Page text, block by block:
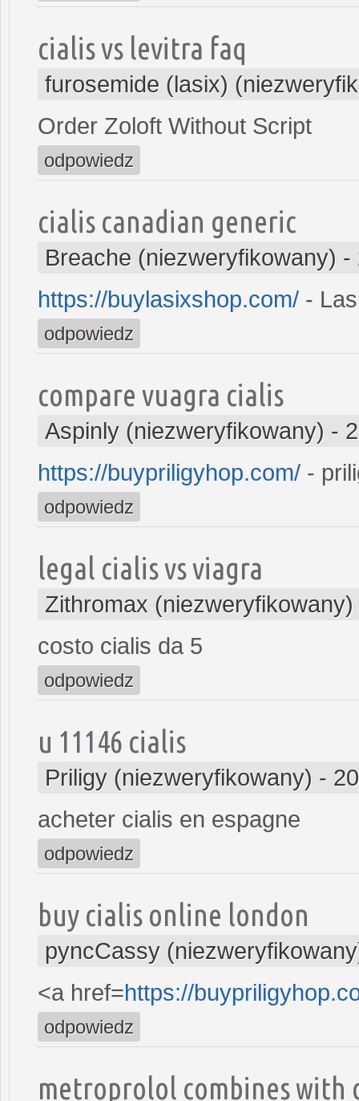
cialis vs levitra faq
furosemide (lasix)
Order Zoloft Without Script
odpowiedz
cialis canadian generic
Breache (niezweryfikowany) -
https://buylasixshop.com/ -
odpowiedz
compare vuagra cialis
Aspinly (niezweryfikowany) -
https://buypriligyhop.com/ -
odpowiedz
legal cialis vs viagra
Zithromax (niezweryfikowany)
costo cialis da 5
odpowiedz
u 11146 cialis
Priligy (niezweryfikowany) -
acheter cialis en espagne
odpowiedz
buy cialis online london
pyncCassy
<a href=https://
odpowiedz
metroprolol combines with